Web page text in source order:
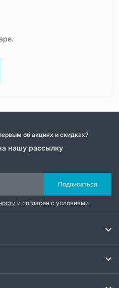
об акциях и скидках?
нашу рассылку
Подписаться
и согласен с условиями